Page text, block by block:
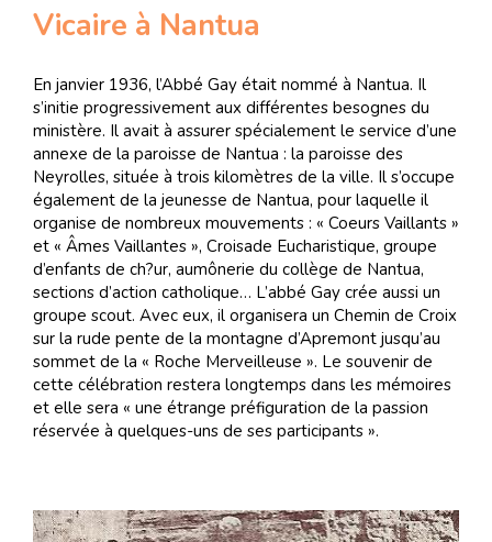
Vicaire à Nantua
En janvier 1936, l’Abbé Gay était nommé à Nantua. Il
s’initie progressivement aux différentes besognes du
ministère. Il avait à assurer spécialement le service d’une
annexe de la paroisse de Nantua : la paroisse des
Neyrolles, située à trois kilomètres de la ville. Il s’occupe
également de la jeunesse de Nantua, pour laquelle il
organise de nombreux mouvements : « Coeurs Vaillants »
et « Âmes Vaillantes », Croisade Eucharistique, groupe
d’enfants de ch?ur, aumônerie du collège de Nantua,
sections d’action catholique… L’abbé Gay crée aussi un
groupe scout. Avec eux, il organisera un Chemin de Croix
sur la rude pente de la montagne d’Apremont jusqu’au
sommet de la « Roche Merveilleuse ». Le souvenir de
cette célébration restera longtemps dans les mémoires
et elle sera « une étrange préfiguration de la passion
réservée à quelques-uns de ses participants ».